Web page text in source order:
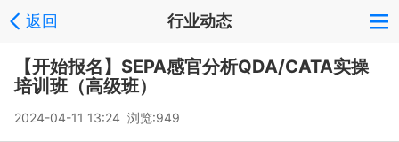
返回 行业动态
【开始报名】SEPA感官分析QDA/CATA实操
培训班（高级班）
2024-04-11 13:24 浏览:949